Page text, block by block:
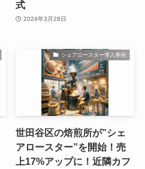
式
2024年3月28日
シェアロースター導入事例
世田谷区の焙煎所が”シェ
アロースター”を開始！売
上17%アップに！近隣カフ